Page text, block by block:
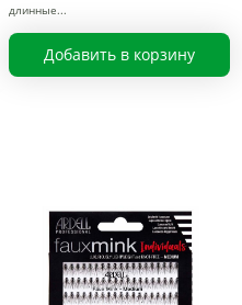
длинные
Добавить в корзину